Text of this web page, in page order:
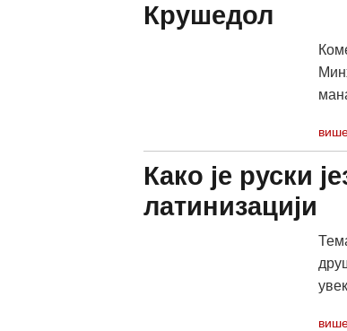
Крушедол
Како је руски
латинизацији